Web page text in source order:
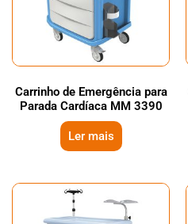
Carrinho de Emergência para
Parada Cardíaca MM 3390
Ler mais